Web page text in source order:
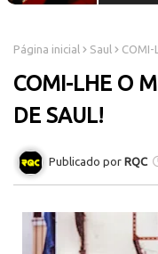
Página inicial Saul COMI-
COMI-LHE O
DE SAUL!
RQC